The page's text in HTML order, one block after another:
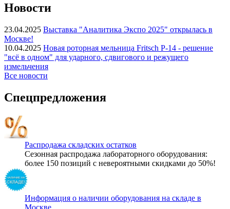
Новости
23.04.2025 Выставка "Аналитика Экспо 2025" открылась в
Москве!
10.04.2025 Новая роторная мельница Fritsch P-14 - решение
"всё в одном" для ударного, сдвигового и режущего
измельчения
Все новости
Спецпредложения
Распродажа складских остатков
Сезонная распродажа лабораторного оборудования:
более 150 позиций с невероятными скидками до 50%!
Информация о наличии оборудования на складе в
Москве